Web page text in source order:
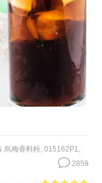
烏梅香料粉, 015162P1,
2859